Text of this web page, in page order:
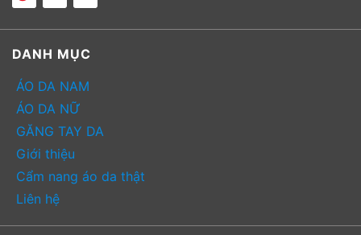
DANH MỤC
ÁO DA NAM
ÁO DA NỮ
GĂNG TAY DA
Giới thiệu
Cẩm nang áo da thật
Liên hệ